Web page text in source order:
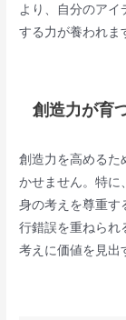
より、自分のア
する力が養われま
創造力が育
創造力を高めるた
かせません。特に
身の考えを尊重す
行錯誤を重ねられ
考えに価値を見出